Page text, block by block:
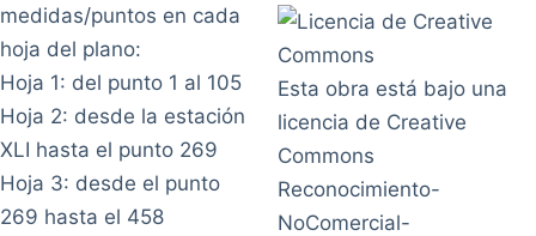
medidas/puntos en cada
hoja del plano:
Hoja 1: del punto 1 al 105
Hoja 2: desde la estación
XLI hasta el punto 269
Hoja 3: desde el punto
269 hasta el 458
Esta obra está bajo una
licencia de Creative
Commons
Reconocimiento-
NoComercial-